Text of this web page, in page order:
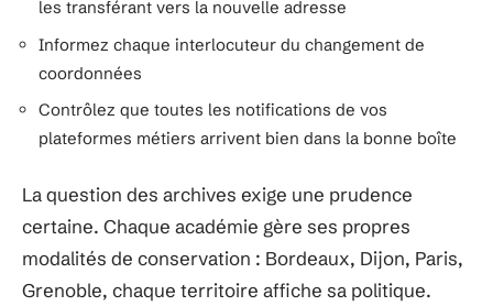
les transférant vers la nouvelle adresse
Informez chaque interlocuteur du changement de
coordonnées
Contrôlez que toutes les notifications de vos
plateformes métiers arrivent bien dans la bonne boîte
La question des archives exige une prudence
certaine. Chaque académie gère ses propres
modalités de conservation : Bordeaux, Dijon, Paris,
Grenoble, chaque territoire affiche sa politique.